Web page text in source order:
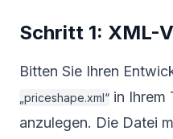
Schritt 1: XML-
Bitten Sie Ihren
„priceshape.xml“ in Ihrem
anzulegen. Die Datei